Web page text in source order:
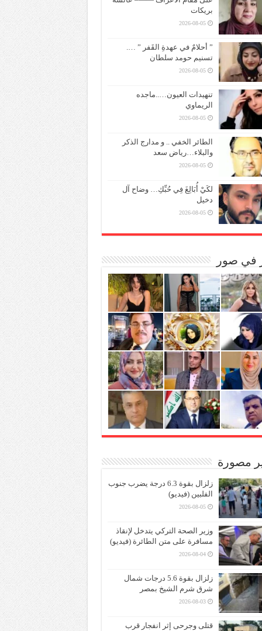
بريكات
2026-08-05
” أحلامٌ في عهدةِ القَفر ” ….
تسنيم حومد سلطان
2026-08-05
تنهيدات العيون…..ماجده
الريماوي
2026-08-05
الطائر الخفي .. و مدارج الذكر
والبلاء…رياض سعد
2026-08-05
لكَيْ أُبَالِغَ فِي حُبِّكِ… وضاح آل
دخيل
2026-08-05
في صور
مصورة
زلزال بقوة 6.3 درجة يضرب جنوب
الفلبين (فيديو)
2026-08-05
وزير الصحة التركي يتدخل لإنقاذ
مسافرة على متن الطائرة (فيديو)
2026-08-04
زلزال بقوة 5.6 درجات شمال
شرق شرم الشيخ بمصر
2026-08-03
قتلى وجرحى إثر انفجار قرب